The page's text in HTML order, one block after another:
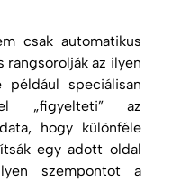
csak automatikus
rangsorolják az ilyen
speciálisan
„figyelteti” az
hogy különféle
egy adott oldal
szempontot a